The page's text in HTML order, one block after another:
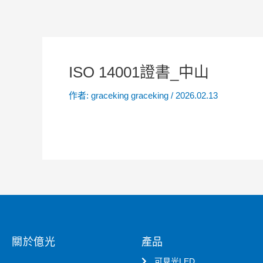
ISO 14001證書_中山
作者: graceking graceking / 2026.02.13
關於億光 產品